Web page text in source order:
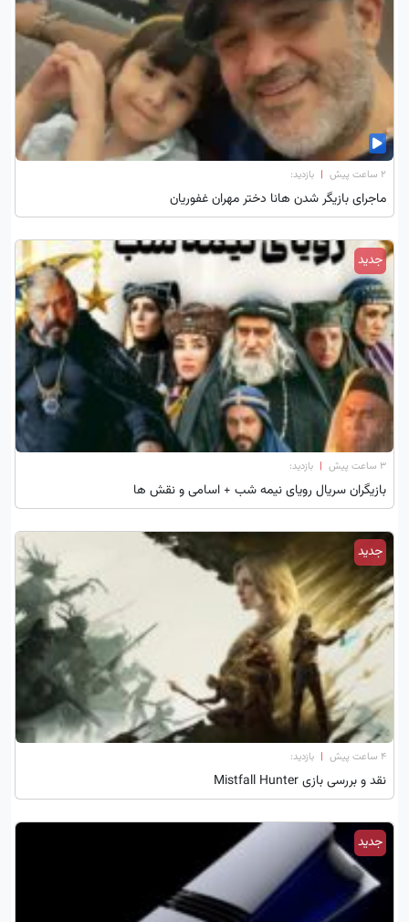
۲ ساعت پیش | بازدید:
ماجرای بازیگر شدن هانا دختر مهران غفوریان
جدید
۳ ساعت پیش | بازدید:
بازیگران سریال رویای نیمه شب + اسامی و نقش ها
جدید
۴ ساعت پیش | بازدید:
نقد و بررسی بازی Mistfall Hunter
جدید